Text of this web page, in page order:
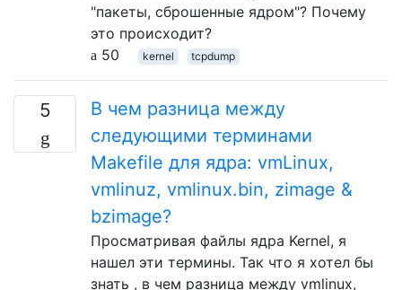
"пакеты, сброшенные ядром"? Почему
это происходит?
50
kernel tcpdump
5
В чем разница между
следующими терминами
Makefile для ядра: vmLinux,
vmlinuz, vmlinux.bin, zimage &
bzimage?
Просматривая файлы ядра Kernel, я
нашел эти термины. Так что я хотел бы
знать , в чем разница между vmlinux,